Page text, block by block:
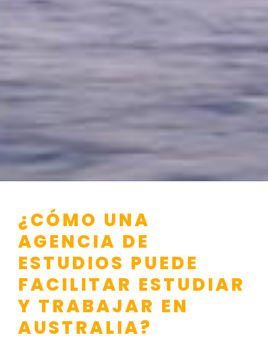
¿CÓMO UNA
AGENCIA DE
ESTUDIOS PUEDE
FACILITAR ESTUDIAR
Y TRABAJAR EN
AUSTRALIA?